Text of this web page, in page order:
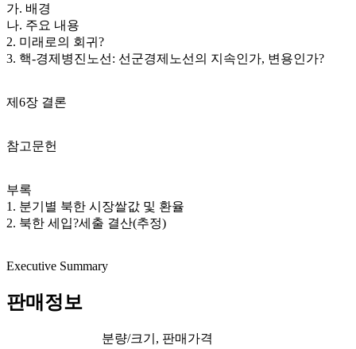
가. 배경
나. 주요 내용
2. 미래로의 회귀?
3. 핵-경제병진노선: 선군경제노선의 지속인가, 변용인가?
제6장 결론
참고문헌
부록
1. 분기별 북한 시장쌀값 및 환율
2. 북한 세입?세출 결산(추정)
Executive Summary
판매정보
분량/크기, 판매가격